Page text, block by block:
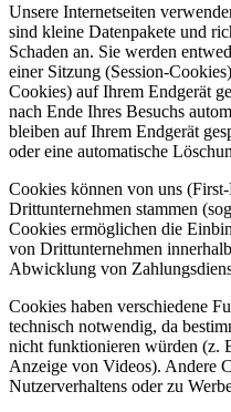
Unsere Internetseiten
sind kleine Datenpakete und
Schaden an. Sie werden
einer Sitzung (Session-
Cookies) auf Ihrem Endgerät
nach Ende Ihres Besuchs
bleiben auf Ihrem Endgerät
oder eine automatische
Cookies können von uns
Drittunternehmen stammen
Cookies ermöglichen die
von Drittunternehmen
Abwicklung von
Cookies haben verschiedene
technisch notwendig, da
nicht funktionieren würden (z.
Anzeige von Videos). Andere
Nutzerverhaltens oder zu